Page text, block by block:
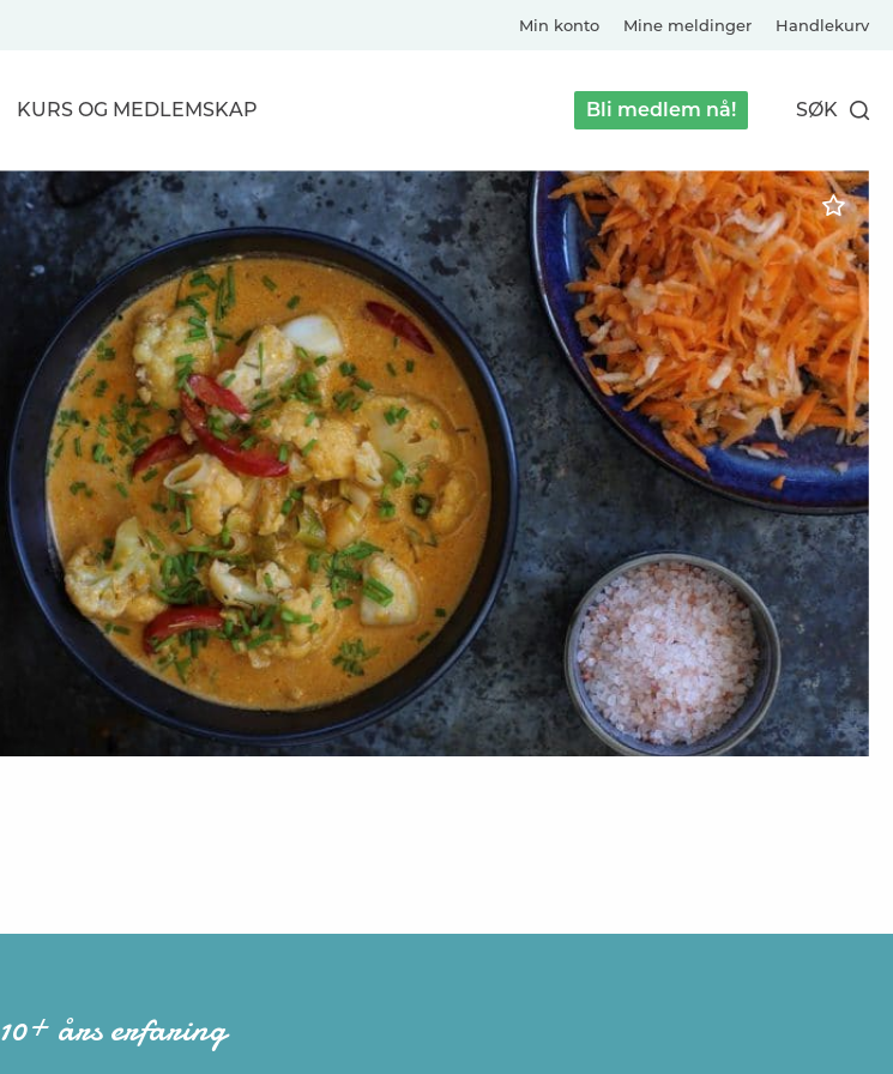
Min konto Mine meldinger Handlekurv
KURS OG MEDLEMSKAP Bli medlem nå! SØK
10+ års erfaring